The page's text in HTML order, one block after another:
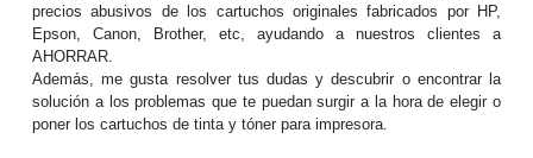
precios abusivos de los cartuchos originales fabricados por HP,
Epson, Canon, Brother, etc, ayudando a nuestros clientes a
AHORRAR.
Además, me gusta resolver tus dudas y descubrir o encontrar la
solución a los problemas que te puedan surgir a la hora de elegir o
poner los cartuchos de tinta y tóner para impresora.